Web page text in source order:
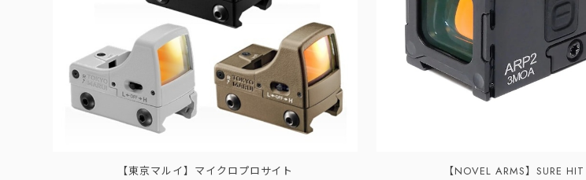
【東京マルイ】マイクロプロサイト
【NOVEL ARMS】SURE